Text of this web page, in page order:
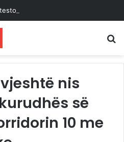
nis
së
10 me